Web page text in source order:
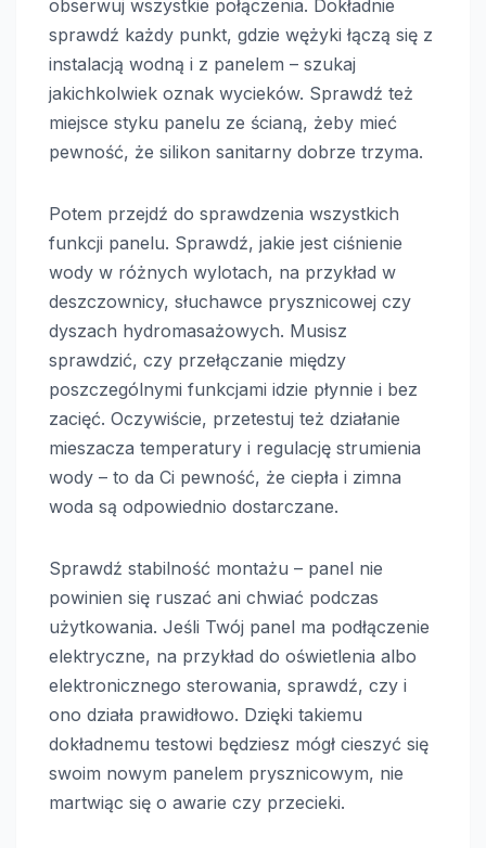
obserwuj wszystkie połączenia. Dokładnie
sprawdź każdy punkt, gdzie wężyki łączą się z
instalacją wodną i z panelem – szukaj
jakichkolwiek oznak wycieków. Sprawdź też
miejsce styku panelu ze ścianą, żeby mieć
pewność, że silikon sanitarny dobrze trzyma.
Potem przejdź do sprawdzenia wszystkich
funkcji panelu. Sprawdź, jakie jest ciśnienie
wody w różnych wylotach, na przykład w
deszczownicy, słuchawce prysznicowej czy
dyszach hydromasażowych. Musisz
sprawdzić, czy przełączanie między
poszczególnymi funkcjami idzie płynnie i bez
zacięć. Oczywiście, przetestuj też działanie
mieszacza temperatury i regulację strumienia
wody – to da Ci pewność, że ciepła i zimna
woda są odpowiednio dostarczane.
Sprawdź stabilność montażu – panel nie
powinien się ruszać ani chwiać podczas
użytkowania. Jeśli Twój panel ma podłączenie
elektryczne, na przykład do oświetlenia albo
elektronicznego sterowania, sprawdź, czy i
ono działa prawidłowo. Dzięki takiemu
dokładnemu testowi będziesz mógł cieszyć się
swoim nowym panelem prysznicowym, nie
martwiąc się o awarie czy przecieki.